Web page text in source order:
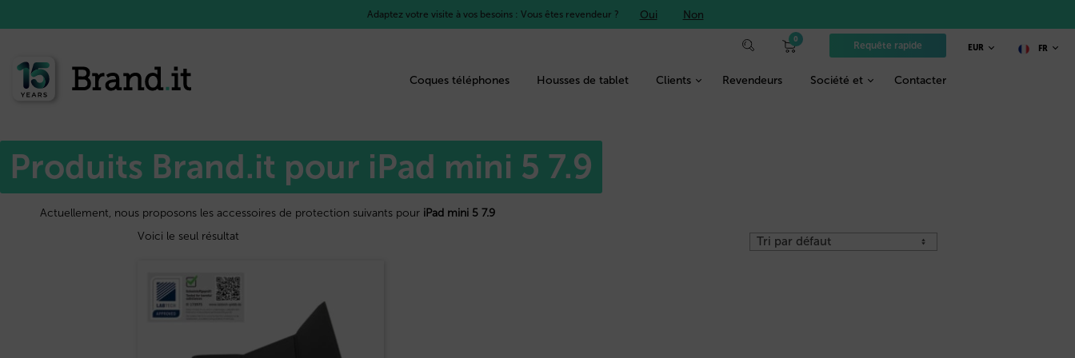
Adaptez votre visite à vos besoins : Vous êtes revendeur ? Oui Non
Requête rapide
0
Coques téléphones Housses de tablet Clients Revendeurs Société et Contacter
EUR FR
Produits Brand.it pour iPad mini 5 7.9
Actuellement, nous proposons les accessoires de protection suivants pour iPad mini 5 7.9
Voici le seul résultat